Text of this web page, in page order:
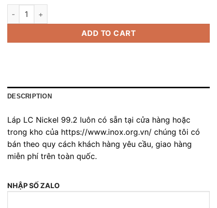
Láp LC Nickel 99.2 quantity
ADD TO CART
DESCRIPTION
Láp LC Nickel 99.2 luôn có sẵn tại cửa hàng hoặc
trong kho của https://www.inox.org.vn/ chúng tôi có
bán theo quy cách khách hàng yêu cầu, giao hàng
miễn phí trên toàn quốc.
NHẬP SỐ ZALO